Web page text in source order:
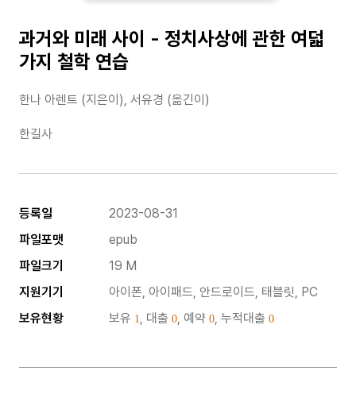
과거와 미래 사이 - 정치사상에 관한 여덟
가지 철학 연습
한나 아렌트 (지은이), 서유경 (옮긴이)
한길사
등록일
2023-08-31
파일포맷
epub
파일크기
19 M
지원기기
아이폰, 아이패드, 안드로이드, 태블릿, PC
보유현황
보유 1 , 대출 0 , 예약 0 , 누적대출 0